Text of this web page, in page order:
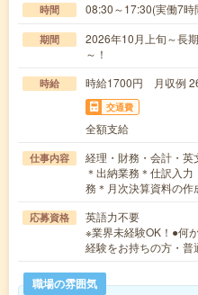
時間 08:30～17:30(実働7
期間
2026年10月上旬～長
～！
時給 時給1700円 月収例
交通費
全額支給
仕事内容
経理・財務・会計・英
＊出納業務＊仕訳入
務＊月次決算資料の
応募資格
英語力不要
※業界未経験OK！●何
経験をお持ちの方・
職場の雰囲気